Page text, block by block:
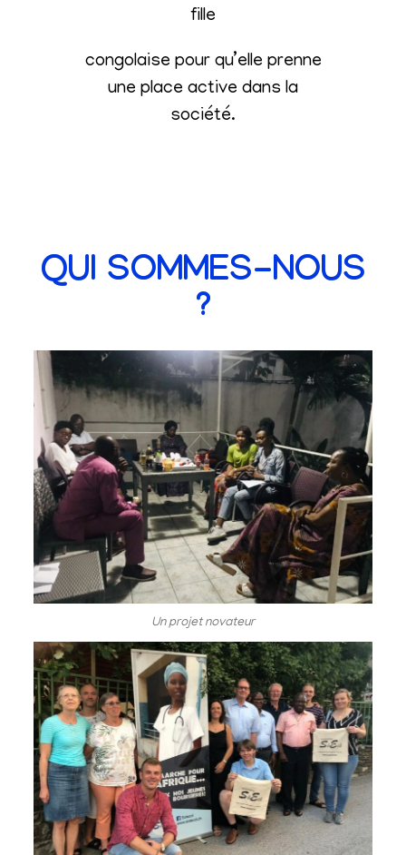
fille
congolaise pour qu’elle prenne
une place active dans la
société.
QUI SOMMES-NOUS
?
Un projet novateur